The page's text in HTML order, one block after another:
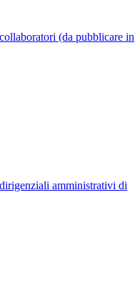
(da pubblicare in
amministrativi di